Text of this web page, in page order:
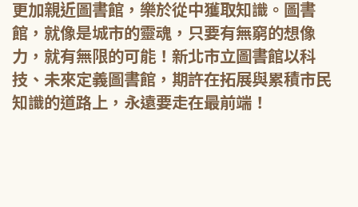
更加親近圖書館，樂於從中獲取知識。圖書
館，就像是城市的靈魂，只要有無窮的想像
力，就有無限的可能！新北市立圖書館以科
技、未來定義圖書館，期許在拓展與累積市民
知識的道路上，永遠要走在最前端！